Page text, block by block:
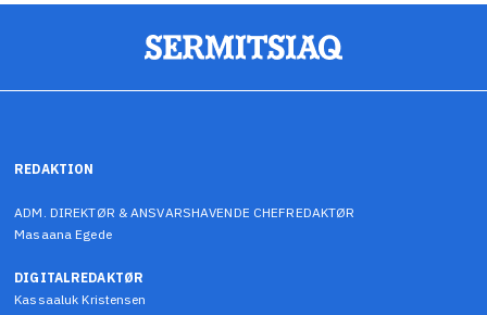
REDAKTION
ADM. DIREKTØR & ANSVARSHAVENDE CHEFREDAKTØR
Masaana Egede
DIGITALREDAKTØR
Kassaaluk Kristensen